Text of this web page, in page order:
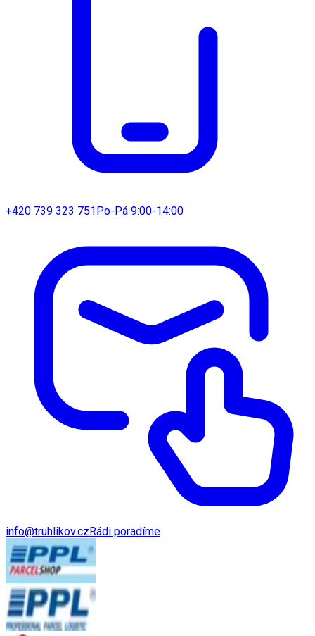
+420 739 323 751Po-Pá 9:00-14:00
info@truhlikov.czRádi poradíme